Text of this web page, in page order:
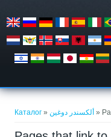
Каталог » ألكسندر دوغين